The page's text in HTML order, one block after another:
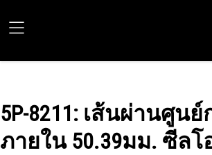
5P-8211: เส้นผ่านศูนย์
ภายใน 50.39มม. ซีลโ